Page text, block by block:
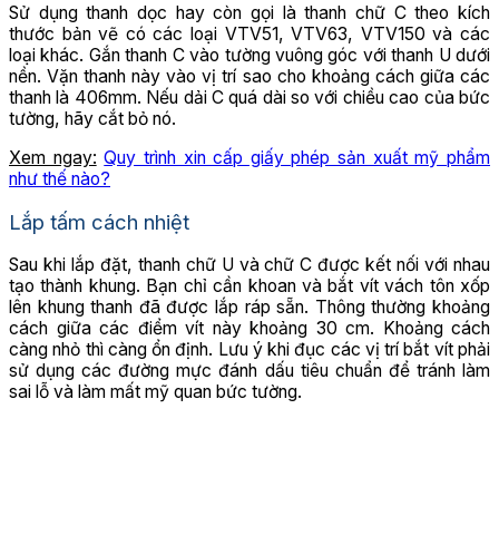
Sử dụng thanh dọc hay còn gọi là thanh chữ C theo kích
thước bản vẽ có các loại VTV51, VTV63, VTV150 và các
loại khác. Gắn thanh C vào tường vuông góc với thanh U dưới
nền. Vặn thanh này vào vị trí sao cho khoảng cách giữa các
thanh là 406mm. Nếu dải C quá dài so với chiều cao của bức
tường, hãy cắt bỏ nó.
Xem ngay: Quy trình xin cấp giấy phép sản xuất mỹ phẩm
như thế nào?
Lắp tấm cách nhiệt
Sau khi lắp đặt, thanh chữ U và chữ C được kết nối với nhau
tạo thành khung. Bạn chỉ cần khoan và bắt vít vách tôn xốp
lên khung thanh đã được lắp ráp sẵn. Thông thường khoảng
cách giữa các điểm vít này khoảng 30 cm. Khoảng cách
càng nhỏ thì càng ổn định. Lưu ý khi đục các vị trí bắt vít phải
sử dụng các đường mực đánh dấu tiêu chuẩn để tránh làm
sai lỗ và làm mất mỹ quan bức tường.